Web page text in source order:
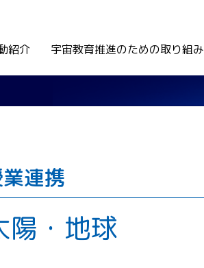
紹介 宇宙教育推進のための取り組み
連携
陽・地球